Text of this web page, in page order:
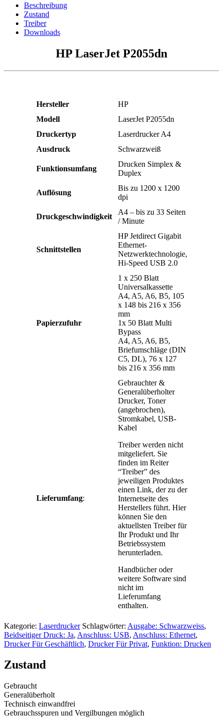
Beschreibung
Zustand
Treiber
Downloads
HP LaserJet P2055dn
Hersteller
HP
Modell
LaserJet P2055dn
Druckertyp
Laserdrucker A4
Ausdruck
Schwarzweiß
Funktionsumfang
Drucken Simplex &
Duplex
Auflösung
Bis zu 1200 x 1200
dpi
Druckgeschwindigkeit
A4 – bis zu 33 Seiten
/ Minute
Schnittstellen
HP Jetdirect Gigabit
Ethernet-
Netzwerktechnologie,
Hi-Speed USB 2.0
Papierzufuhr
1 x 250 Blatt
Universalkassette
A4, A5, A6, B5, 105
x 148 bis 216 x 356
mm
1x 50 Blatt Multi
Bypass
A4, A5, A6, B5,
Briefumschläge (DIN
C5, DL), 76 x 127
bis 216 x 356 mm
Lieferumfang:
Gebrauchter &
Generalüberholter
Drucker, Toner
(angebrochen),
Stromkabel, USB-
Kabel
Treiber werden nicht
mitgeliefert. Sie
finden im Reiter
“Treiber” des
jeweiligen Produktes
einen Link, der zu der
Internetseite des
Herstellers führt. Hier
können Sie den
aktuellsten Treiber für
Ihr Produkt und Ihr
Betriebssystem
herunterladen.
Handbücher oder
weitere Software sind
nicht im
Lieferumfang
enthalten.
Kategorie: Laserdrucker Schlagwörter: Ausgabe: Schwarzweiss,
Beidseitiger Druck: Ja, Anschluss: USB, Anschluss: Ethernet,
Drucker Für Geschäftlich, Drucker Für Privat, Funktion: Drucken
Zustand
Gebraucht
Generalüberholt
Technisch einwandfrei
Gebrauchsspuren und Vergilbungen möglich